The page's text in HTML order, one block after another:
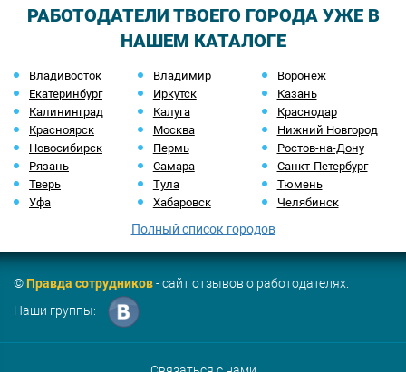
РАБОТОДАТЕЛИ ТВОЕГО ГОРОДА УЖЕ В
НАШЕМ КАТАЛОГЕ
Владивосток Владимир
Воронеж
Екатеринбург
Иркутск
Казань
Калининград
Калуга
Краснодар
Красноярск
Москва
Нижний Новгород
Новосибирск
Пермь
Ростов-на-Дону
Рязань
Самара
Санкт-Петербург
Тверь
Тула
Тюмень
Уфа
Хабаровск Челябинск
Полный список городов
©Правда сотрудников- сайт отзывов о работодателях.
Наши группы: